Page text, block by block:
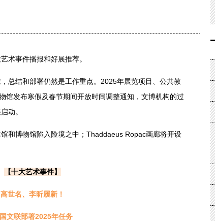
术事件播报和好展推荐。
总结和部署仍然是工作重点。2025年展览项目、公共教
馆发布寒假及春节期间开放时间调整通知，文博机构的过
动。
和博物馆陷入险境之中；Thaddaeus Ropac画廊将开设
【十大艺术事件】
高世名、李昕履新！
文联部署2025年任务